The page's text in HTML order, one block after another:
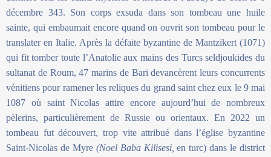
décembre 343. Son corps exsuda dans son tombeau une huile
sainte, qui embaumait encore quand on ouvrit son tombeau pour le
translater en Italie. Après la défaite byzantine de Mantzikert (1071)
qui fit tomber toute l’Anatolie aux mains des Turcs seldjoukides du
sultanat de Roum, 47 marins de Bari devancèrent leurs concurrents
vénitiens pour ramener les reliques du grand saint chez eux le 9 mai
1087 où saint Nicolas attire encore aujourd’hui de nombreux
pèlerins, particulièrement de Russie ou orientaux. En 2022 un
tombeau fut découvert, trop vite attribué dans l’église byzantine
Saint-Nicolas de Myre (Noel Baba Kilisesi, en turc) dans le district